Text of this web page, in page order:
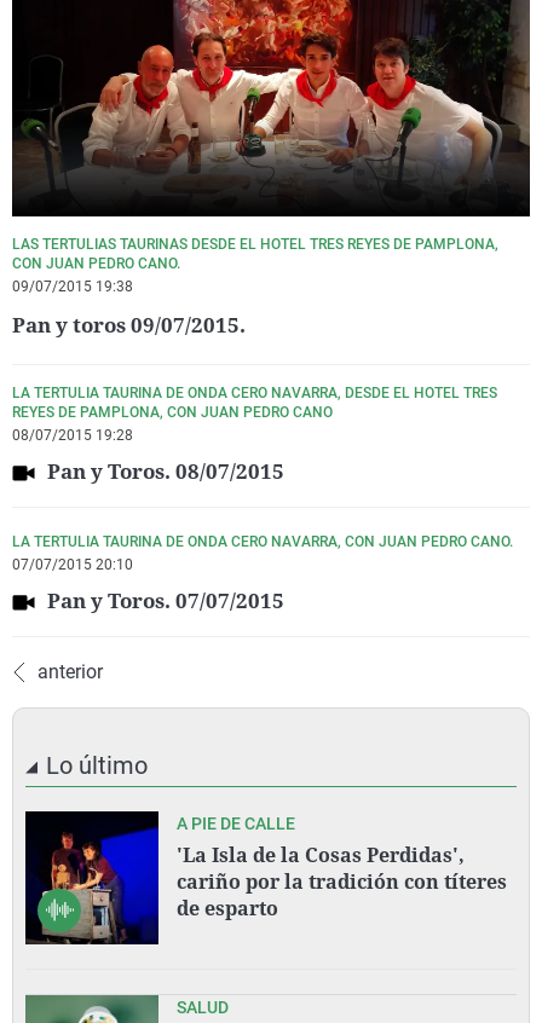
LAS TERTULIAS TAURINAS DESDE EL HOTEL TRES REYES DE PAMPLONA,
CON JUAN PEDRO CANO.
09/07/2015 19:38
Pan y toros 09/07/2015.
LA TERTULIA TAURINA DE ONDA CERO NAVARRA, DESDE EL HOTEL TRES
REYES DE PAMPLONA, CON JUAN PEDRO CANO
08/07/2015 19:28
Pan y Toros. 08/07/2015
LA TERTULIA TAURINA DE ONDA CERO NAVARRA, CON JUAN PEDRO CANO.
07/07/2015 20:10
Pan y Toros. 07/07/2015
anterior
Lo último
A PIE DE CALLE
'La Isla de la Cosas Perdidas',
cariño por la tradición con títeres
de esparto
SALUD